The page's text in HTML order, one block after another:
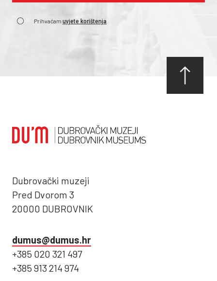
Prihvaćam uvjete korištenja
Dubrovački muzeji
Pred Dvorom 3
20000 DUBROVNIK
dumus@dumus.hr
+385 020 321 497
+385 913 214 974